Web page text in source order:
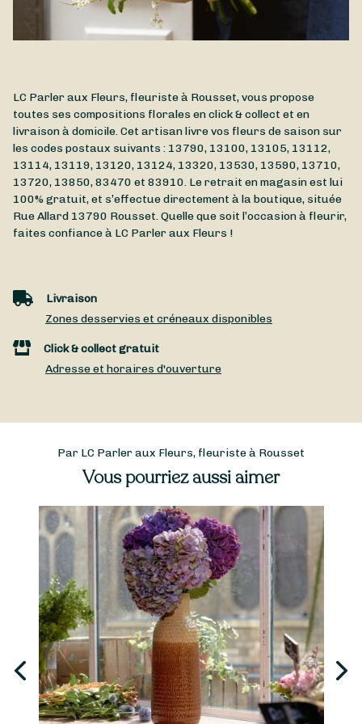
LC Parler aux Fleurs, fleuriste à Rousset, vous propose
toutes ses compositions florales en click & collect et en
livraison à domicile. Cet artisan livre vos fleurs de saison sur
les codes postaux suivants : 13790, 13100, 13105, 13112,
13114, 13119, 13120, 13124, 13320, 13530, 13590, 13710,
13720, 13850, 83470 et 83910. Le retrait en magasin est lui
100% gratuit, et s’effectue directement à la boutique, située
Rue Allard 13790 Rousset. Quelle que soit l’occasion à fleurir,
faites confiance à LC Parler aux Fleurs !
Livraison
Zones desservies et créneaux disponibles
Click & collect gratuit
Adresse et horaires d'ouverture
Par LC Parler aux Fleurs, fleuriste à Rousset
Vous pourriez aussi aimer